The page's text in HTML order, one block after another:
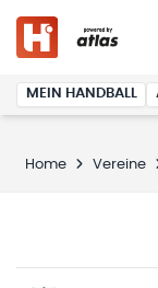
MEIN HANDBALL
Home Vereine